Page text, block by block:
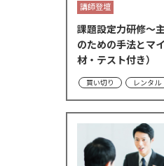
講師登壇
課題設定力研修～
のための手法とマ
材・テスト付き）
買い切り レンタル